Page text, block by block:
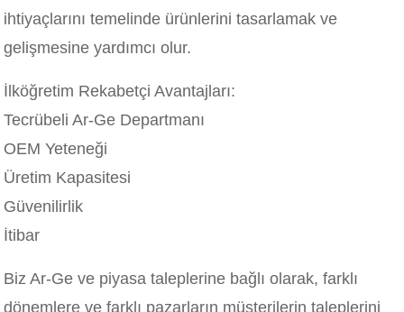
ihtiyaçlarını temelinde ürünlerini tasarlamak ve
gelişmesine yardımcı olur.
İlköğretim Rekabetçi Avantajları:
Tecrübeli Ar-Ge Departmanı
OEM Yeteneği
Üretim Kapasitesi
Güvenilirlik
İtibar
Biz Ar-Ge ve piyasa taleplerine bağlı olarak, farklı
dönemlere ve farklı pazarların müşterilerin taleplerini